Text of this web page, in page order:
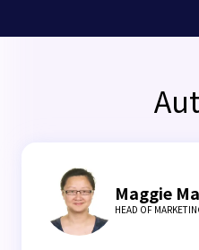
Maggie Ma
HEAD OF